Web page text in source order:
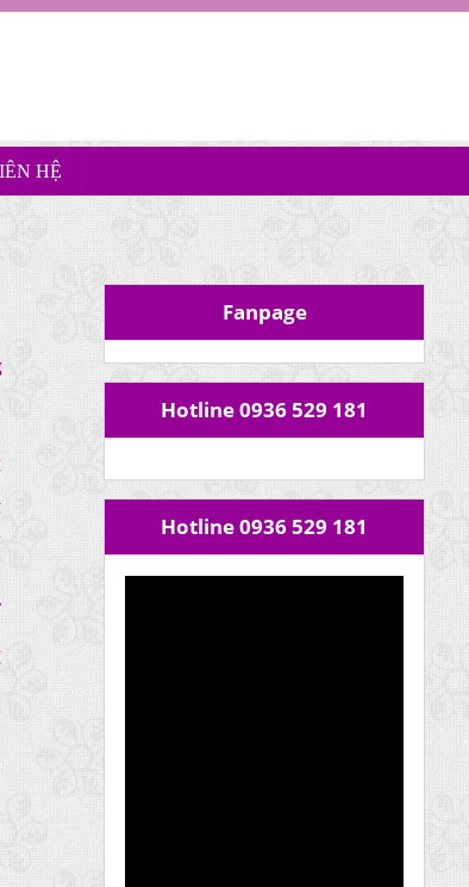
HỆ
Fanpage
Hotline 0936 529 181
Hotline 0936 529 181